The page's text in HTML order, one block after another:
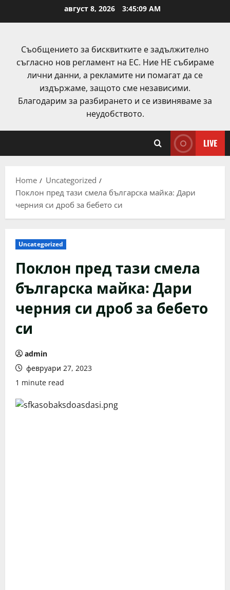
август 8, 2026 3:45:09 AM
Съобщението за бисквитките е задължително
съгласно нов регламент на ЕС. Ние НЕ събираме
лични данни, а рекламите ни помагат да се
издържаме, защото сме независими.
Благодарим за разбирането и се извиняваме за
неудобството.
LIVE
Home
Uncategorized
Поклон пред тази смела българска майка: Дари
черния си дроб за бебето си
Uncategorized
Поклон пред тази смела
българска майка: Дари
черния си дроб за бебето
си
admin
февруари 27, 2023
1 minute read